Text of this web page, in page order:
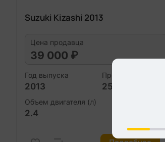
Suzuki Kizashi 2013
Цена продавца
39 000 ₽
Год выпуска
2013
Пробег (км)
255 000
Объем двигателя (л)
2.4